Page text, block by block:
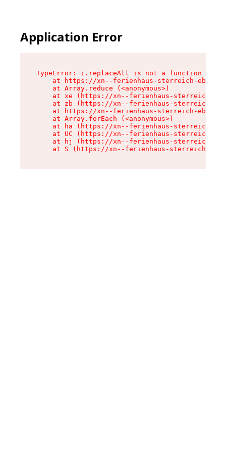
Application Error
TypeError: i.replaceAll is not a function
at https://xn--ferienhaus-sterreich-
    at Array.reduce (<anonymous>)
at xe (https://xn--ferienhaus-sterreich-
at zb (https://xn--ferienhaus-sterreich-
at https://xn--ferienhaus-sterreich-
    at Array.forEach (<anonymous>)
at ha (https://xn--ferienhaus-sterreich-
at UC (https://xn--ferienhaus-sterreich-
at hj (https://xn--ferienhaus-sterreich-
at S (https://xn--ferienhaus-sterreich-